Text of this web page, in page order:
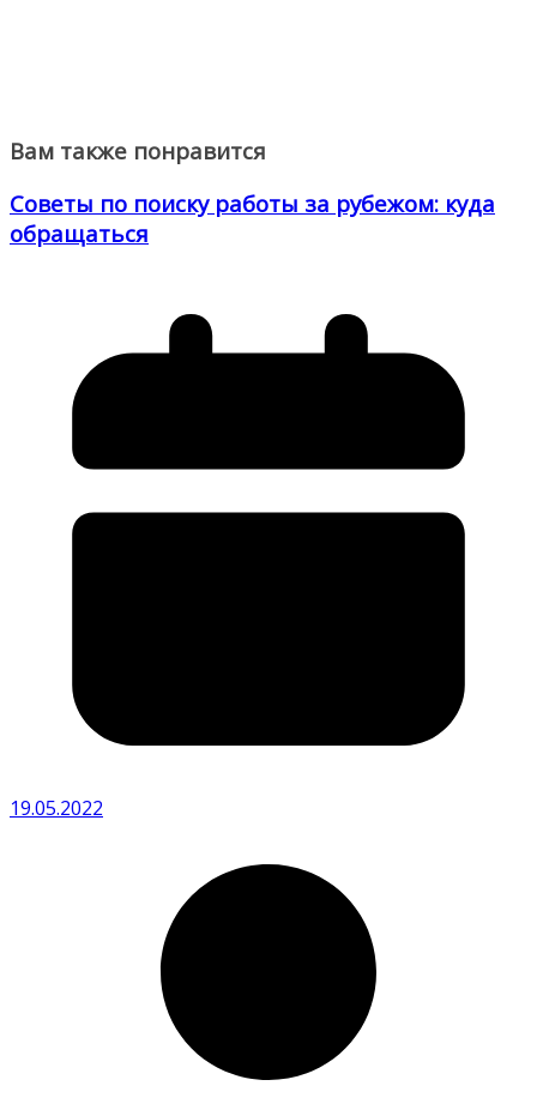
Вам также понравится
Советы по поиску работы за рубежом: куда
обращаться
19.05.2022